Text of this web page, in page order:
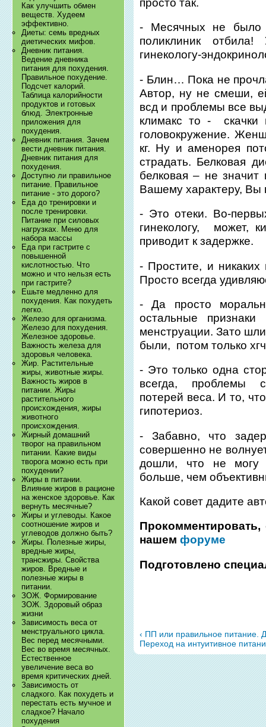
Как улучшить обмен
веществ. Худеем
эффективно.
Диеты: семь вредных
диетических мифов.
Дневник питания.
Ведение дневника
питания для похудения.
Правильное похудение.
Подсчет калорий.
Таблица калорийности
продуктов и готовых
блюд. Электронные
приложения для
похудения.
Дневник питания. Зачем
вести дневник питания.
Дневник питания для
похудения.
Доступно ли правильное
питание. Правильное
питание - это дорого?
Еда до тренировки и
после тренировки.
Питание при силовых
нагрузках. Меню для
набора массы
Еда при гастрите с
повышенной
кислотностью. Что
можно и что нельзя есть
при гастрите?
Ешьте медленно для
похудения. Как похудеть
легко.
Железо для организма.
Железо для похудения.
Железное здоровье.
Важность железа для
здоровья человека.
Жир. Растительные
жиры, животные жиры.
Важность жиров в
питании. Жиры
растительного
происхождения, жиры
животного
происхождения.
Жирный домашний
творог на правильном
питании. Какие виды
творога можно есть при
похудении?
Жиры в питании.
Влияние жиров в рационе
на женское здоровье. Как
вернуть месячные?
Жиры и углеводы. Какое
соотношение жиров и
углеводов должно быть?
Жиры. Полезные жиры,
вредные жиры,
трансжиры. Свойства
жиров. Вредные и
полезные жиры в
питании.
ЗОЖ. Формирование
ЗОЖ. Здоровый образ
жизни
Зависимость веса от
менструального цикла.
Вес перед месячными.
Вес во время месячных.
Естественное
увеличение веса во
время критических дней.
Зависимость от
сладкого. Как похудеть и
перестать есть мучное и
сладкое? Начало
похудения
просто так.
- Месячных не
поликлиник
гинекологу-
- Блин… Пока не
Автор, ну не смеши,
всд и проблемы все
климакс то - скачки
головокружение.
кг. Ну и аменорея
страдать. Белковая
белковая – не значит
Вашему характеру, Вы
- Это отеки. Во-
гинекологу, может,
приводит к задержке.
- Простите, и
Просто всегда
- Да просто
остальные
менструации. Зато
были, потом только
- Это только одна
всегда, проблемы
потерей веса. И то,
гипотериоз.
- Забавно, что
совершенно не
дошли, что не могу
больше, чем
Какой совет дадите
нашемфоруме
Подготовлено
‹ ПП или правильное питание.
Переход на интуитивное